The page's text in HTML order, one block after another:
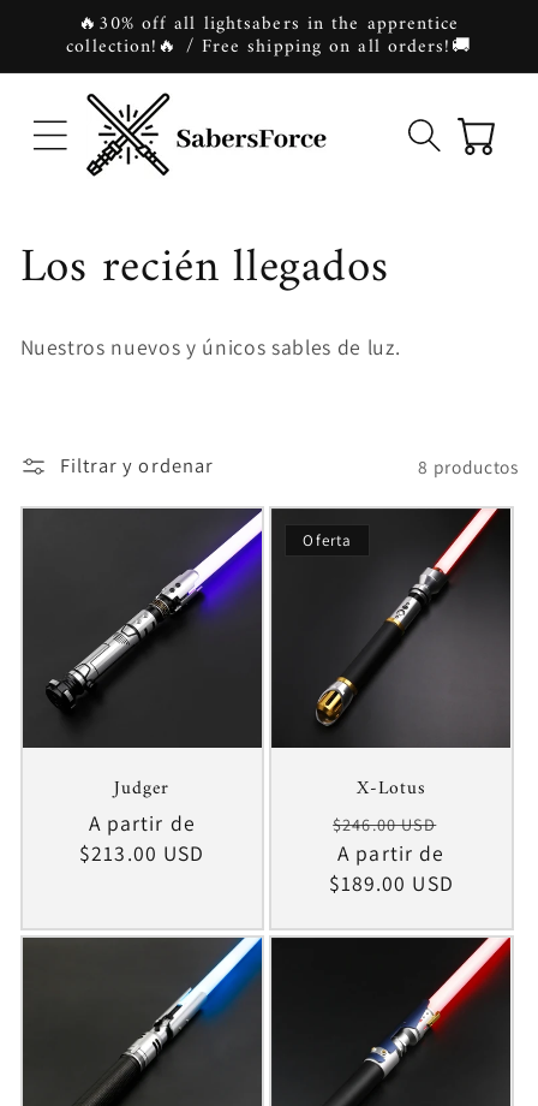
directamente
al contenido
🔥30% off all lightsabers in the apprentice
collection!🔥 / Free shipping on all orders!🚚
Carrito
C
o
l
e
c
n
Los recién llegados
Nuestros nuevos y únicos sables de luz.
Filtrar y ordenar 8 productos
Judger
Precio
habitual
A partir de
$213.00 USD
Oferta
X-Lotus
Precio
habitual
$246.00 USD
oferta
A partir de
$189.00 USD